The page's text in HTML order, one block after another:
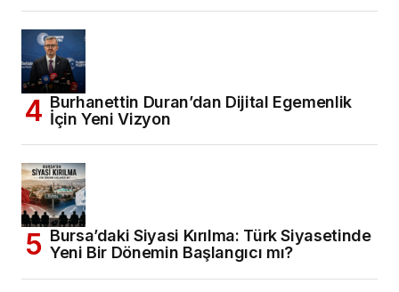
Burhanettin Duran’dan Dijital Egemenlik
İçin Yeni Vizyon
Bursa’daki Siyasi Kırılma: Türk Siyasetinde
Yeni Bir Dönemin Başlangıcı mı?